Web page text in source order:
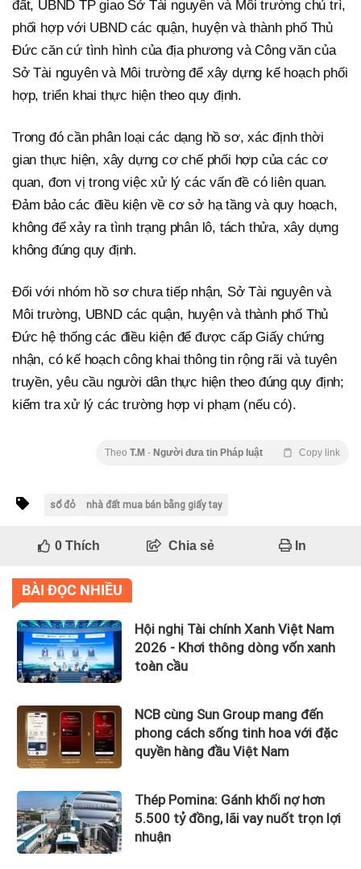
đất, UBND TP giao Sở Tài nguyên và Môi trường chủ trì,
phối hợp với UBND các quận, huyện và thành phố Thủ
Đức căn cứ tình hình của địa phương và Công văn của
Sở Tài nguyên và Môi trường để xây dựng kế hoạch phối
hợp, triển khai thực hiện theo quy định.
Trong đó cần phân loại các dạng hồ sơ, xác định thời
gian thực hiện, xây dựng cơ chế phối hợp của các cơ
quan, đơn vị trong việc xử lý các vấn đề có liên quan.
Đảm bảo các điều kiện về cơ sở hạ tầng và quy hoạch,
không để xảy ra tình trạng phân lô, tách thửa, xây dựng
không đúng quy định.
Đối với nhóm hồ sơ chưa tiếp nhận, Sở Tài nguyên và
Môi trường, UBND các quận, huyện và thành phố Thủ
Đức hệ thống các điều kiện để được cấp Giấy chứng
nhận, có kế hoạch công khai thông tin rộng rãi và tuyên
truyền, yêu cầu người dân thực hiện theo đúng quy định;
kiểm tra xử lý các trường hợp vi phạm (nếu có).
Theo T.M - Người đưa tin Pháp luật Copy link
sổ đỏ nhà đất mua bán bằng giấy tay
0Thích Chia sẻ In
BÀI ĐỌC NHIỀU
Hội nghị Tài chính Xanh Việt Nam
2026 - Khơi thông dòng vốn xanh
toàn cầu
NCB cùng Sun Group mang đến
phong cách sống tinh hoa với đặc
quyền hàng đầu Việt Nam
Thép Pomina: Gánh khối nợ hơn
5.500 tỷ đồng, lãi vay nuốt trọn lợi
nhuận